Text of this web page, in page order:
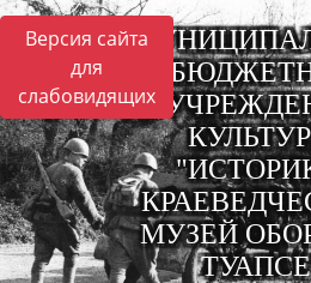
Версия сайта
для
слабовидящих
МУЗЕЙ